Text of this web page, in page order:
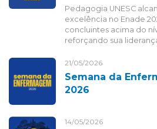
Pedagogia UNESC
excelência no Enade
concluintes acima do
reforçando sua
21/05/2026
Semana da
2026
14/05/2026